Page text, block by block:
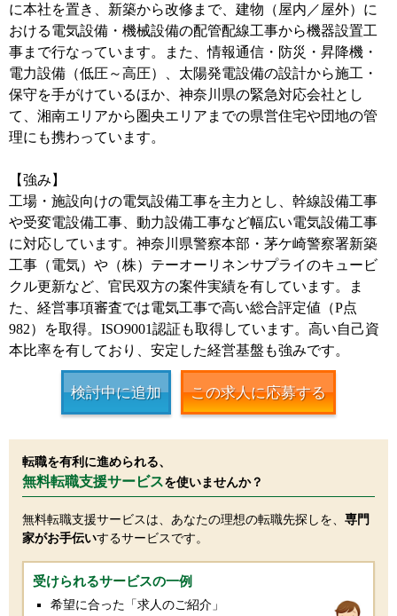
に本社を置き、新築から改修まで、建物（屋内／屋外）に
おける電気設備・機械設備の配管配線工事から機器設置工
事まで行なっています。また、情報通信・防災・昇降機・
電力設備（低圧～高圧）、太陽発電設備の設計から施工・
保守を手がけているほか、神奈川県の緊急対応会社とし
て、湘南エリアから圏央エリアまでの県営住宅や団地の管
理にも携わっています。
【強み】
工場・施設向けの電気設備工事を主力とし、幹線設備工事
や受変電設備工事、動力設備工事など幅広い電気設備工事
に対応しています。神奈川県警察本部・茅ケ崎警察署新築
工事（電気）や（株）テーオーリネンサプライのキュービ
クル更新など、官民双方の案件実績を有しています。ま
た、経営事項審査では電気工事で高い総合評定値（P点
982）を取得。ISO9001認証も取得しています。高い自己資
本比率を有しており、安定した経営基盤も強みです。
検討中に追加 この求人に応募する
転職を有利に進められる、
無料転職支援サービスを使いませんか？
無料転職支援サービスは、あなたの理想の転職先探しを、 専門
家がお手伝いするサービスです。
受けられるサービスの一例
希望に合った「求人のご紹介」